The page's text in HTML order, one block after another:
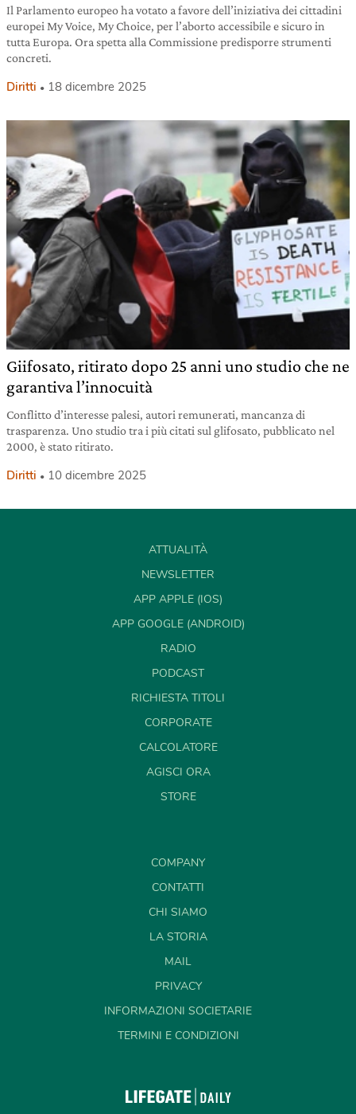
Il Parlamento europeo ha votato a favore dell’iniziativa dei cittadini
europei My Voice, My Choice, per l’aborto accessibile e sicuro in
tutta Europa. Ora spetta alla Commissione predisporre strumenti
concreti.
Diritti 18 dicembre 2025
Giifosato, ritirato dopo 25 anni uno studio che ne
garantiva l’innocuità
Conflitto d’interesse palesi, autori remunerati, mancanza di
trasparenza. Uno studio tra i più citati sul glifosato, pubblicato nel
2000, è stato ritirato.
Diritti 10 dicembre 2025
ATTUALITÀ
NEWSLETTER
APP APPLE (IOS)
APP GOOGLE (ANDROID)
RADIO
PODCAST
RICHIESTA TITOLI
CORPORATE
CALCOLATORE
AGISCI ORA
STORE
COMPANY
CONTATTI
CHI SIAMO
LA STORIA
MAIL
PRIVACY
INFORMAZIONI SOCIETARIE
TERMINI E CONDIZIONI